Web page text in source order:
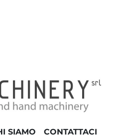
SIAMO CONTATTACI